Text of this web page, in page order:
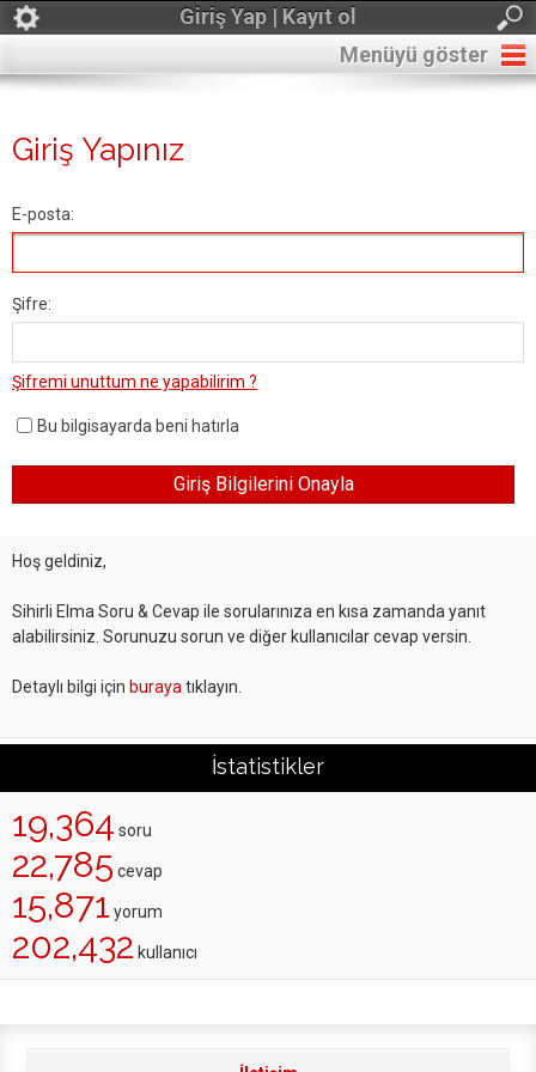
Giriş Yap | Kayıt ol
Menüyü göster
Giriş Yapınız
E-posta:
Şifre:
Şifremi unuttum ne yapabilirim ?
Bu bilgisayarda beni hatırla
Hoş geldiniz,
Sihirli Elma Soru & Cevap ile sorularınıza en kısa zamanda yanıt
alabilirsiniz. Sorunuzu sorun ve diğer kullanıcılar cevap versin.
Detaylı bilgi için buraya tıklayın.
İstatistikler
19,364 soru
22,785 cevap
15,871 yorum
202,432 kullanıcı